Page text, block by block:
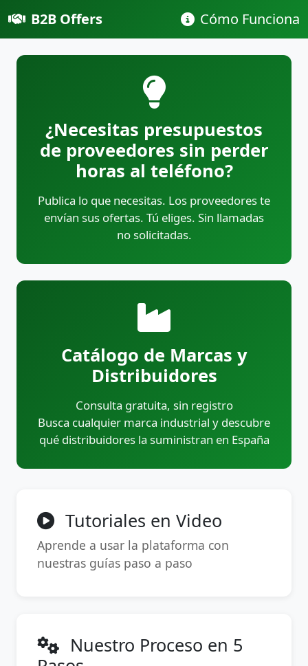
B2B Offers Cómo Funciona
¿Necesitas presupuestos
de proveedores sin perder
horas al teléfono?
Publica lo que necesitas. Los proveedores te
envían sus ofertas. Tú eliges. Sin llamadas
no solicitadas.
Catálogo de Marcas y
Distribuidores
Consulta gratuita, sin registro
Busca cualquier marca industrial y descubre
qué distribuidores la suministran en España
Tutoriales en Video
Aprende a usar la plataforma con
nuestras guías paso a paso
Nuestro Proceso en 5